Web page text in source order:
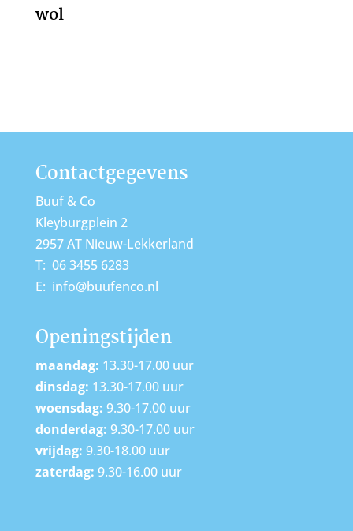
wol
Contactgegevens
Buuf & Co
Kleyburgplein 2
2957 AT Nieuw-Lekkerland
T: 06 3455 6283
E: info@buufenco.nl
Openingstijden
maandag: 13.30-17.00 uur
dinsdag: 13.30-17.00 uur
woensdag: 9.30-17.00 uur
donderdag: 9.30-17.00 uur
vrijdag: 9.30-18.00 uur
zaterdag: 9.30-16.00 uur